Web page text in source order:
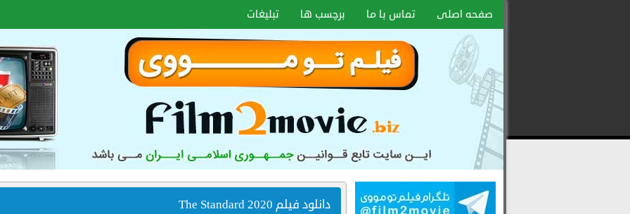
سریال
صفحه اصلی تماس با ما برچسب ها تبلیغات
دانلود فیلم The Standard 2020